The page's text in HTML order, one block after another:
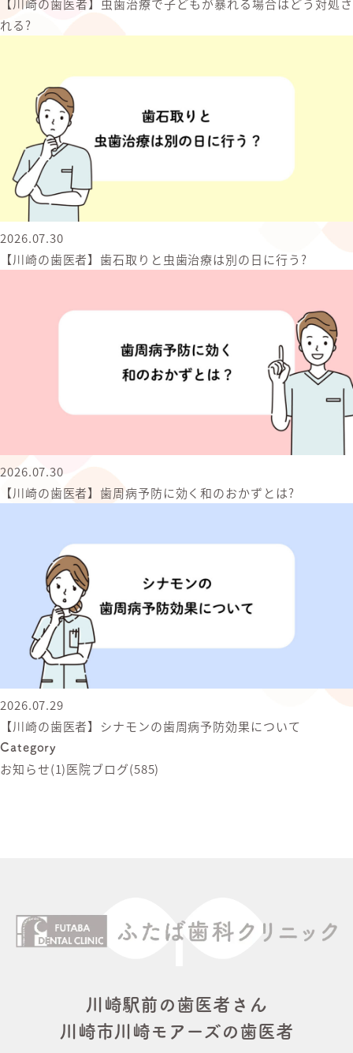
【川崎の歯医者】虫歯治療で子どもが暴れる場合はどう対処さ
れる?
2026.07.30
【川崎の歯医者】歯石取りと虫歯治療は別の日に行う?
2026.07.30
【川崎の歯医者】歯周病予防に効く和のおかずとは?
2026.07.29
【川崎の歯医者】シナモンの歯周病予防効果について
Category
お知らせ(1)医院ブログ(585)
川崎駅前の歯医者さん
川崎市川崎モアーズの歯医者